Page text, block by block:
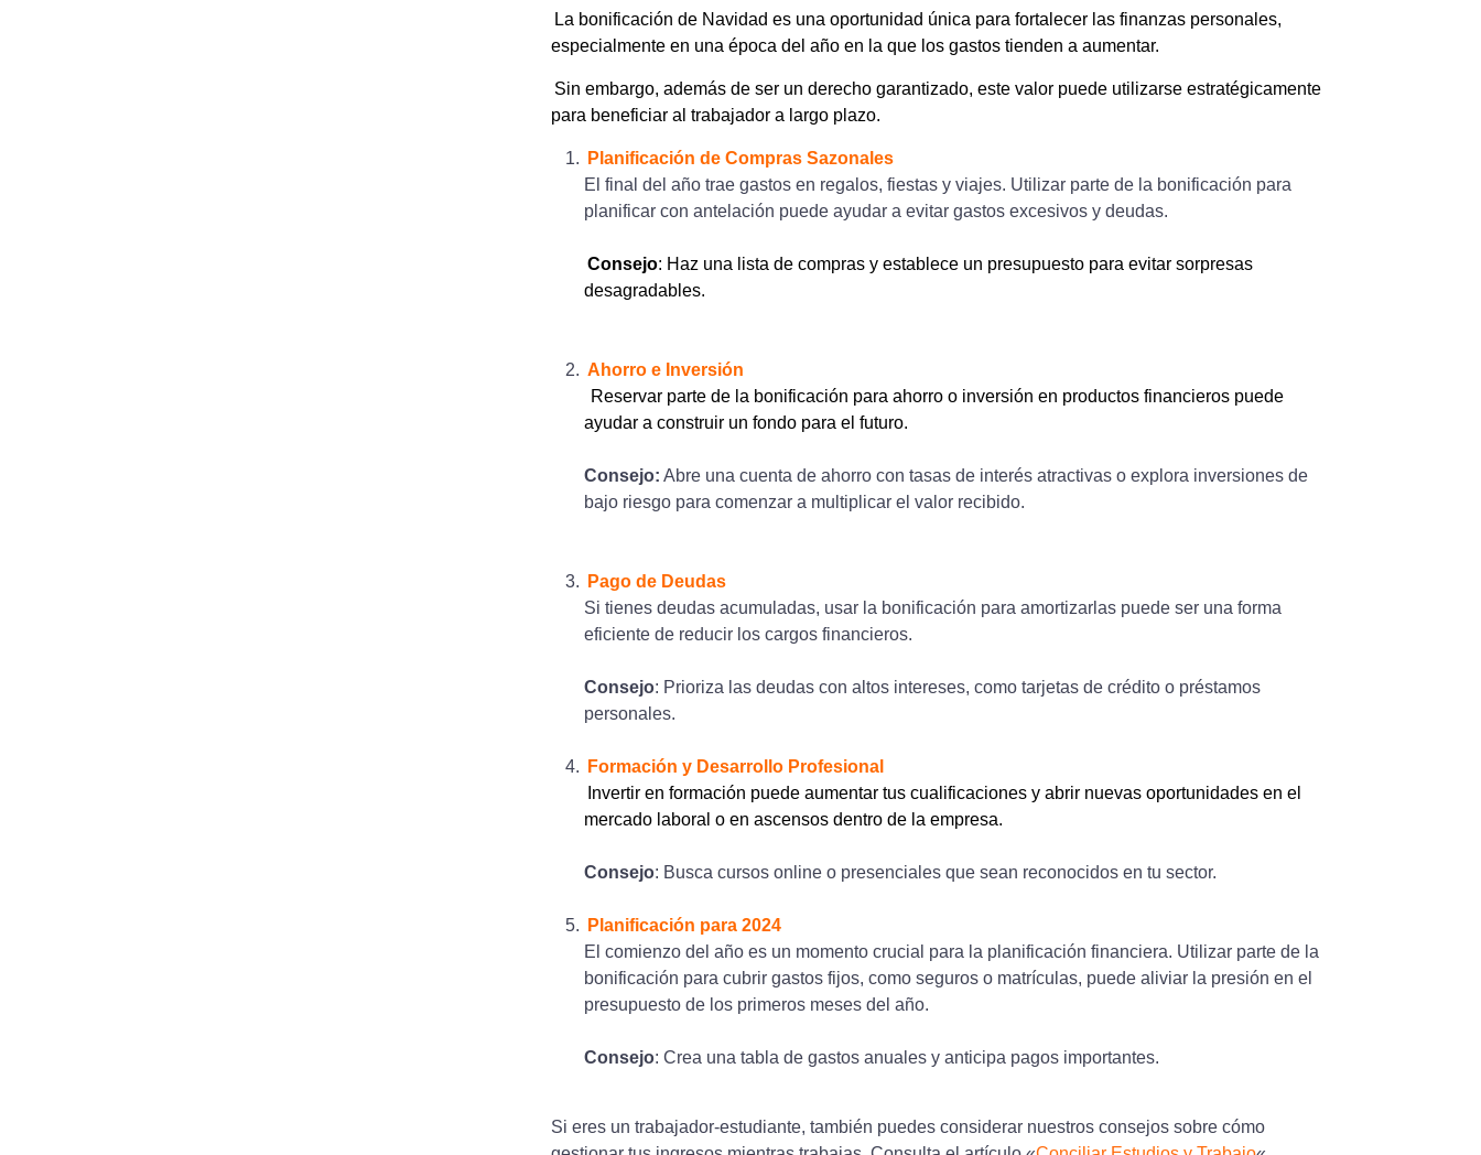
La bonificación de Navidad es una oportunidad única para fortalecer las finanzas personales,
especialmente en una época del año en la que los gastos tienden a aumentar.
Sin embargo, además de ser un derecho garantizado, este valor puede utilizarse estratégicamente
para beneficiar al trabajador a largo plazo.
Planificación de Compras Sazonales
El final del año trae gastos en regalos, fiestas y viajes. Utilizar parte de la bonificación para
planificar con antelación puede ayudar a evitar gastos excesivos y deudas.
Consejo: Haz una lista de compras y establece un presupuesto para evitar sorpresas
desagradables.
Ahorro e Inversión
Reservar parte de la bonificación para ahorro o inversión en productos financieros puede
ayudar a construir un fondo para el futuro.
Consejo: Abre una cuenta de ahorro con tasas de interés atractivas o explora inversiones de
bajo riesgo para comenzar a multiplicar el valor recibido.
Pago de Deudas
Si tienes deudas acumuladas, usar la bonificación para amortizarlas puede ser una forma
eficiente de reducir los cargos financieros.
Consejo: Prioriza las deudas con altos intereses, como tarjetas de crédito o préstamos
personales.
Formación y Desarrollo Profesional
Invertir en formación puede aumentar tus cualificaciones y abrir nuevas oportunidades en el
mercado laboral o en ascensos dentro de la empresa.
Consejo: Busca cursos online o presenciales que sean reconocidos en tu sector.
Planificación para 2024
El comienzo del año es un momento crucial para la planificación financiera. Utilizar parte de la
bonificación para cubrir gastos fijos, como seguros o matrículas, puede aliviar la presión en el
presupuesto de los primeros meses del año.
Consejo: Crea una tabla de gastos anuales y anticipa pagos importantes.
Si eres un trabajador-estudiante, también puedes considerar nuestros consejos sobre cómo